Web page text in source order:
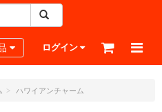
navigation
ログイン
ハワイアンチャーム